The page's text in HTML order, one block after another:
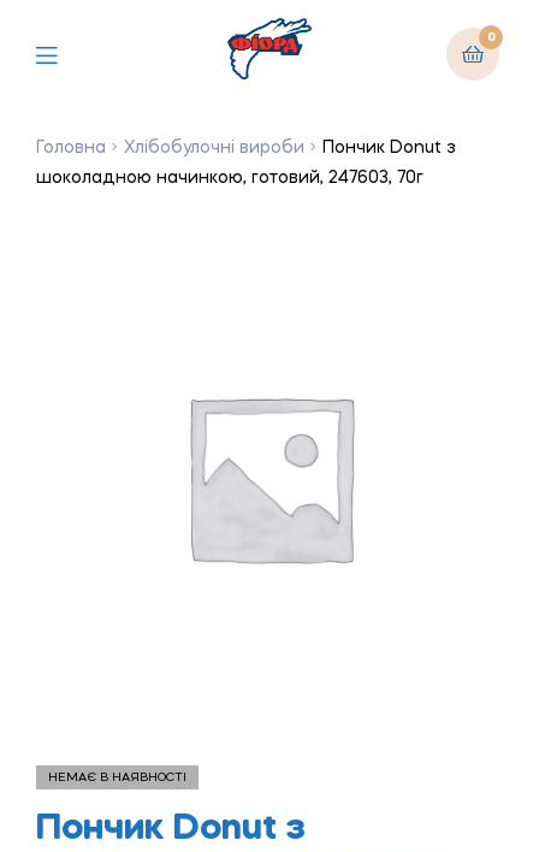
0
Головна Хлібобулочні вироби
Пончик Donut з
шоколадною начинкою, готовий, 247603, 70г
НЕМАЄ В НАЯВНОСТІ
Пончик Donut з